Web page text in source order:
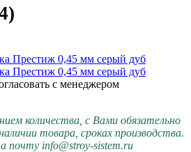
с менеджером
количества, с Вами обязательно
товара, сроках производства.
почту info@stroy-sistem.ru